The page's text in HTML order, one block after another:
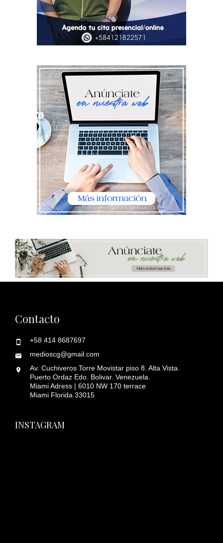
Contacto
+58 414 8687697
medioscg@gmail.com
Av. Cuchiveros Torre Movistar piso 8. Alta Vista.
Puerto Ordaz Edo. Bolivar. Venezuela.
Miami Adress | 6010 NW 170 terrace
Miami Florida 33015
INSTAGRAM